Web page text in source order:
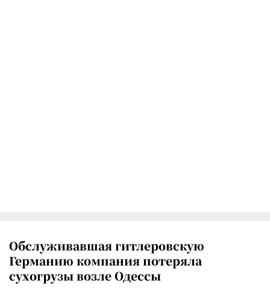
Обслуживавшая гитлеровскую
Германию компания потеряла
сухогрузы возле Одессы